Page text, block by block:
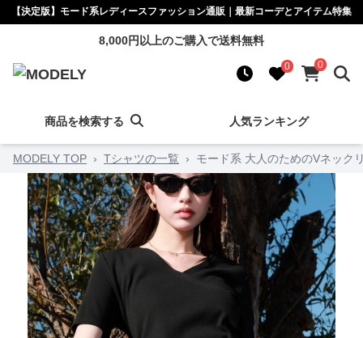
【決定版】モード系レディースファッション通販｜最新コーデとアイテム特集
8,000円以上のご購入で送料無料
0 0
商品を検索する 人気ランキング
MODELY TOP › Tシャツの一覧 › モード系 大人のためのVネック